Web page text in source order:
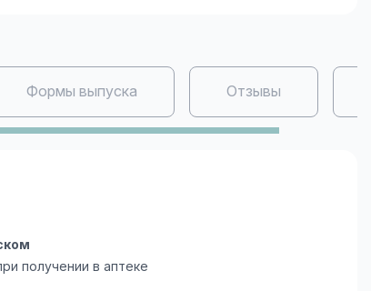
Формы выпуска Отзывы
получении в аптеке